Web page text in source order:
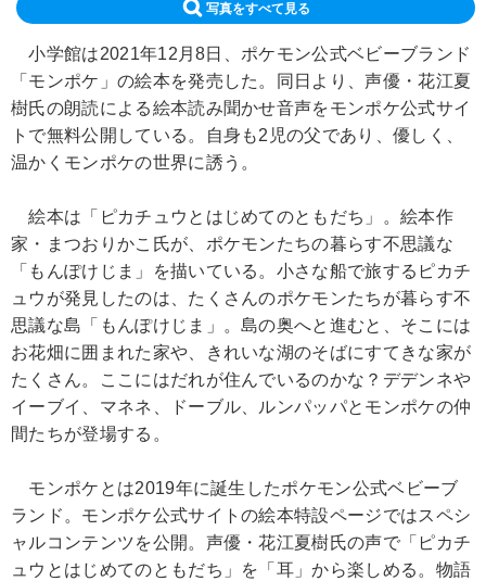
写真をすべて見る
小学館は2021年12月8日、ポケモン公式ベビーブランド
「モンポケ」の絵本を発売した。同日より、声優・花江夏
樹氏の朗読による絵本読み聞かせ音声をモンポケ公式サイ
トで無料公開している。自身も2児の父であり、優しく、
温かくモンポケの世界に誘う。
絵本は「ピカチュウとはじめてのともだち」。絵本作
家・まつおりかこ氏が、ポケモンたちの暮らす不思議な
「もんぽけじま」を描いている。小さな船で旅するピカチ
ュウが発見したのは、たくさんのポケモンたちが暮らす不
思議な島「もんぽけじま」。島の奥へと進むと、そこには
お花畑に囲まれた家や、きれいな湖のそばにすてきな家が
たくさん。ここにはだれが住んでいるのかな？デデンネや
イーブイ、マネネ、ドーブル、ルンパッパとモンポケの仲
間たちが登場する。
モンポケとは2019年に誕生したポケモン公式ベビーブ
ランド。モンポケ公式サイトの絵本特設ページではスペシ
ャルコンテンツを公開。声優・花江夏樹氏の声で「ピカチ
ュウとはじめてのともだち」を「耳」から楽しめる。物語